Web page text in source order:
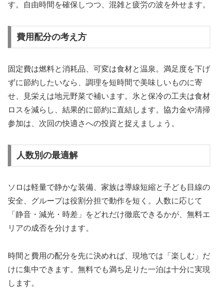
す。自由時間を確保しつつ、混雑と疲労の波を外せます。
費用配分の考え方
固定費は燃料と消耗品、可変は食材と温泉。満足度を下げ
ずに節約したいなら、調理を短時間で美味しいものに寄
せ、見栄えは地元野菜で補います。氷と保冷の工夫は食材
ロスを減らし、結果的に節約に直結します。協力金や清掃
参加は、次回の快適さへの投資と捉えましょう。
人数別の最適解
ソロは軽量で静かな装備、家族は導線短縮と子ども目線の
安全、グループは役割分担で動作を短く。人数に応じて
「静音・減光・時差」をどれだけ徹底できるかが、無料エ
リアの成否を分けます。
時間と費用の配分を先に決めれば、現地では「楽しむ」だ
けに集中できます。無料でも満ち足りた一泊は十分に実現
します。